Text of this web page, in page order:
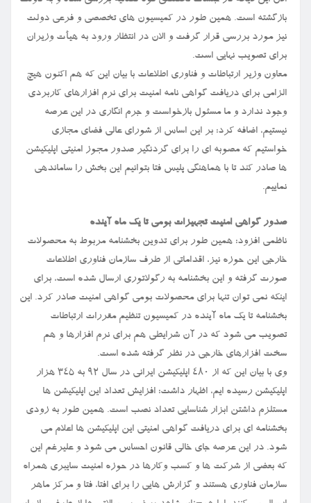
بازگشته است. همین طور در کمیسیون های تخصصی و فرعی دولت
نیز مورد بررسی قرار گرفت و الان در انتظار ورود به هیأت وزیران
برای تصویب نهایی است.
معاون وزیر ارتباطات و فناوری اطلاعات با بیان این که هم اکنون هیچ
الزامی برای دریافت گواهی نامه امنیت برای نرم افزارهای کاربردی
وجود ندارد و ما مسئول بازخواست و جرم انگاری در این عرصه
نیستیم، اضافه کرد: بر این اساس از شورای عالی فضای مجازی
خواستیم که مصوبه ای را برای گردنگیر صدور مجوز امنیتی اپلیکیشن
ها صادر کند تا با هماهنگی پلیس فتا بتوانیم این بخش را ساماندهی
نماییم.
صدور گواهی امنیت تجهیزات بومی تا یک ماه آینده
ناظمی افزود: همین طور برای تدوین بخشنامه مربوط به محصولات
خارجی این حوزه نیز، اقداماتی از طرف سازمان فناوری اطلاعات
صورت گرفته و این بخشنامه به رگولاتوری ارسال شده است، برای
اینکه نمی توان تنها برای محصولات بومی گواهی امنیت صادر کرد. این
بخشنامه تا یک ماه آینده در کمیسیون تنظیم مقررات ارتباطات
تصویب می شود که در آن شرایطی هم برای نرم افزارها و هم
سخت افزارهای خارجی در نظر گرفته شده است.
وی با بیان این که از ۴۸۰ اپلیکیشن ایرانی در سال ۹۲ به ۳۴۵ هزار
اپلیکیشن رسیده ایم، اظهار داشت: افزایش تعداد این اپلیکیشن ها
مستلزم داشتن ابزار شناسایی تعداد نصب است. همین طور به زودی
بخشنامه ای برای دریافت گواهی امنیتی این اپلیکیشن ها اعلام می
شود. در این عرصه جای خالی قانون احساس می شود و علیرغم این
که بعضی از شرکت ها و کسب وکارها در حوزه امنیت سایبری همراه
سازمان فناوری هستند و گزارش هایی را برای افتا، فتا و مرکز ماهر